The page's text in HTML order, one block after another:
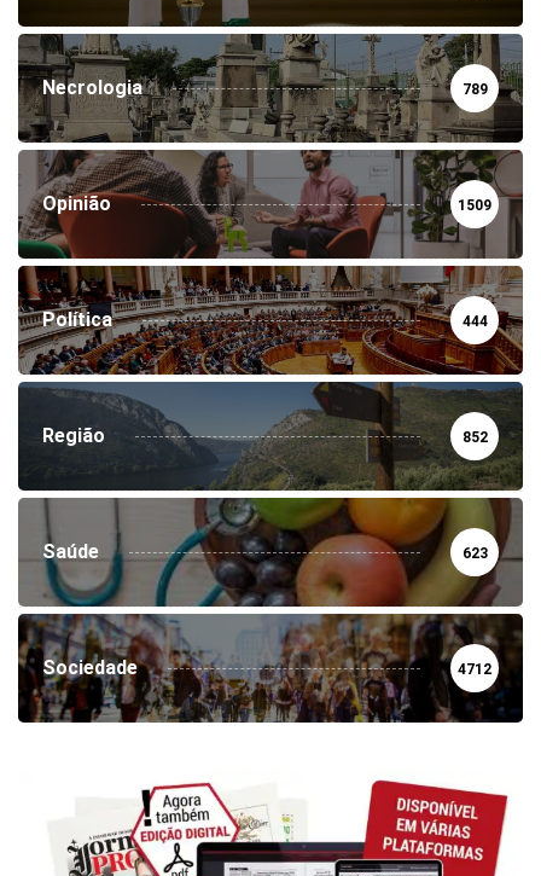
Necrologia 789
Opinião 1509
Política 444
Região 852
Saúde 623
Sociedade 4712